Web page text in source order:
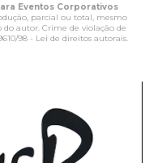
Eventos Corporativos
parcial ou total, mesmo
autor. Crime de violação de
98 - Lei de direitos autorais